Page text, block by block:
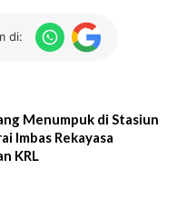
di:
Menumpuk di Stasiun
Imbas Rekayasa
KRL